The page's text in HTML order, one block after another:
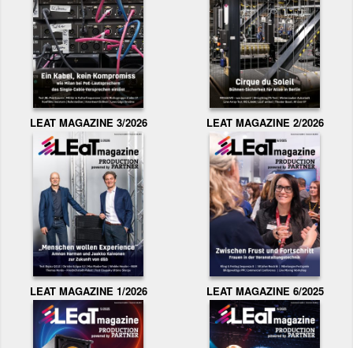
LEAT MAGAZINE 3/2026 LEAT MAGAZINE 2/2026
LEAT MAGAZINE 1/2026 LEAT MAGAZINE 6/2025